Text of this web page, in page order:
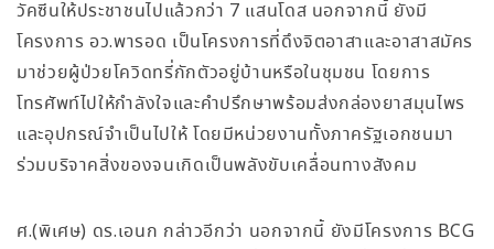
วัคซีนให้ประชาชนไปแล้วกว่า 7 แสนโดส นอกจากนี้ ยังมี
โครงการ อว.พารอด เป็นโครงการที่ดึงจิตอาสาและอาสาสมัคร
มาช่วยผู้ป่วยโควิดทรี่กักตัวอยู่บ้านหรือในชุมชน โดยการ
โทรศัพท์ไปให้กำลังใจและคำปรึกษาพร้อมส่งกล่องยาสมุนไพร
และอุปกรณ์จำเป็นไปให้ โดยมีหน่วยงานทั้งภาครัฐเอกชนมา
ร่วมบริจาคสิ่งของจนเกิดเป็นพลังขับเคลื่อนทางสังคม
ศ.(พิเศษ) ดร.เอนก กล่าวอีกว่า นอกจากนี้ ยังมีโครงการ BCG